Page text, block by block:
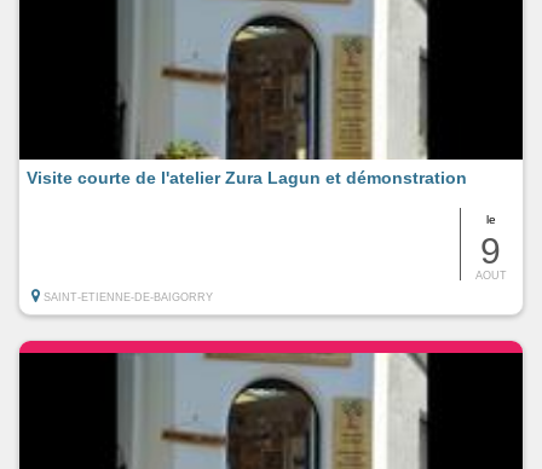
le
9
AOUT
Visite courte de l'atelier Zura Lagun et démonstration
SAINT-ETIENNE-DE-BAIGORRY